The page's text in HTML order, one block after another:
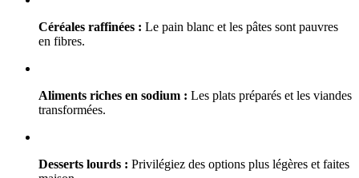
Céréales raffinées : Le pain blanc et les pâtes sont pauvres
en fibres.
Aliments riches en sodium : Les plats préparés et les viandes
transformées.
Desserts lourds : Privilégiez des options plus légères et faites